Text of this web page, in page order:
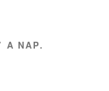
A NAP.